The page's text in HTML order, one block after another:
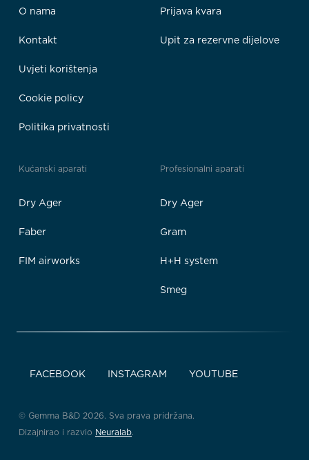
O nama
Kontakt
Uvjeti korištenja
Cookie policy
Politika privatnosti
Prijava kvara
Upit za rezervne dijelove
Kućanski aparati
Dry Ager
Faber
FIM airworks
Profesionalni aparati
Dry Ager
Gram
H+H system
Smeg
FACEBOOK INSTAGRAM YOUTUBE
© Gemma B&D 2026. Sva prava pridržana.
Dizajnirao i razvio Neuralab.